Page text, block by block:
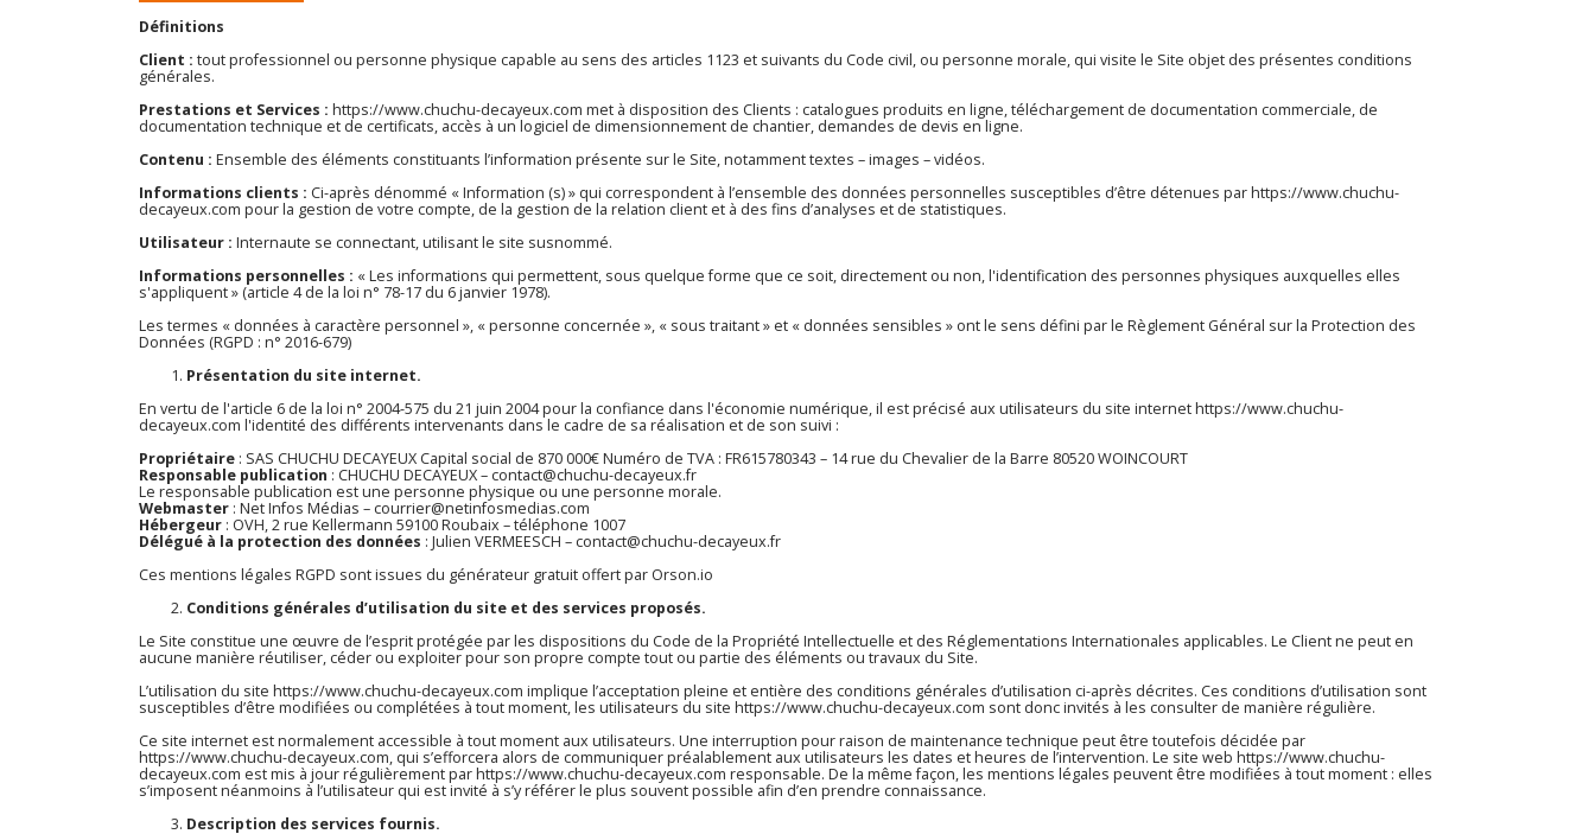
Définitions
Client : tout professionnel ou personne physique capable au sens des articles 1123 et suivants du Code civil, ou personne morale, qui visite le Site objet des présentes conditions
générales.
Prestations et Services : https://www.chuchu-decayeux.com met à disposition des Clients : catalogues produits en ligne, téléchargement de documentation commerciale, de
documentation technique et de certificats, accès à un logiciel de dimensionnement de chantier, demandes de devis en ligne.
Contenu : Ensemble des éléments constituants l’information présente sur le Site, notamment textes – images – vidéos.
Informations clients : Ci-après dénommé « Information (s) » qui correspondent à l’ensemble des données personnelles susceptibles d’être détenues parhttps://www.chuchu-
decayeux.com pour la gestion de votre compte, de la gestion de la relation client et à des fins d’analyses et de statistiques.
Utilisateur : Internaute se connectant, utilisant le site susnommé.
Informations personnelles : « Les informations qui permettent, sous quelque forme que ce soit, directement ou non, l'identification des personnes physiques auxquelles elles
s'appliquent » (article 4 de la loi n° 78-17 du 6 janvier 1978).
Les termes « données à caractère personnel », « personne concernée », « sous traitant » et « données sensibles » ont le sens défini par le Règlement Général sur la Protection des
Données (RGPD : n° 2016-679)
Présentation du site internet.
En vertu de l'article 6 de la loi n° 2004-575 du 21 juin 2004 pour la confiance dans l'économie numérique, il est précisé aux utilisateurs du site internethttps://www.chuchu-
decayeux.com l'identité des différents intervenants dans le cadre de sa réalisation et de son suivi :
Propriétaire : SAS CHUCHU DECAYEUX Capital social de 870 000€ Numéro de TVA : FR615780343 – 14 rue du Chevalier de la Barre 80520 WOINCOURT
Responsable publication : CHUCHU DECAYEUX – contact@chuchu-decayeux.fr
Le responsable publication est une personne physique ou une personne morale.
Webmaster : Net Infos Médias – courrier@netinfosmedias.com
Hébergeur : OVH, 2 rue Kellermann 59100 Roubaix – téléphone 1007
Délégué à la protection des données : Julien VERMEESCH – contact@chuchu-decayeux.fr
Ces mentions légales RGPD sont issues du générateur gratuit offert par Orson.io
Conditions générales d’utilisation du site et des services proposés.
Le Site constitue une œuvre de l’esprit protégée par les dispositions du Code de la Propriété Intellectuelle et des Réglementations Internationales applicables. Le Client ne peut en
aucune manière réutiliser, céder ou exploiter pour son propre compte tout ou partie des éléments ou travaux du Site.
L’utilisation du site https://www.chuchu-decayeux.com implique l’acceptation pleine et entière des conditions générales d’utilisation ci-après décrites. Ces conditions d’utilisation sont
susceptibles d’être modifiées ou complétées à tout moment, les utilisateurs du site https://www.chuchu-decayeux.com sont donc invités à les consulter de manière régulière.
Ce site internet est normalement accessible à tout moment aux utilisateurs. Une interruption pour raison de maintenance technique peut être toutefois décidée par
https://www.chuchu-decayeux.com, qui s’efforcera alors de communiquer préalablement aux utilisateurs les dates et heures de l’intervention. Le site web https://www.chuchu-
decayeux.com est mis à jour régulièrement parhttps://www.chuchu-decayeux.com responsable. De la même façon, les mentions légales peuvent être modifiées à tout moment : elles
s’imposent néanmoins à l’utilisateur qui est invité à s’y référer le plus souvent possible afin d’en prendre connaissance.
Description des services fournis.